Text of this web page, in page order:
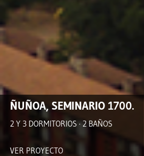
ÑUÑOA, SEMINARIO 1700.
2 Y 3 DORMITORIOS · 2 BAÑOS
VER PROYECTO